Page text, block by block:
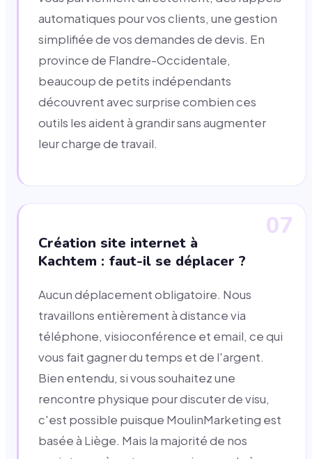
automatiques pour vos clients, une gestion
simplifiée de vos demandes de devis. En
province de Flandre-Occidentale,
beaucoup de petits indépendants
découvrent avec surprise combien ces
outils les aident à grandir sans augmenter
leur charge de travail.
07
Création site internet à
Kachtem : faut-il se déplacer ?
Aucun déplacement obligatoire. Nous
travaillons entièrement à distance via
téléphone, visioconférence et email, ce qui
vous fait gagner du temps et de l'argent.
Bien entendu, si vous souhaitez une
rencontre physique pour discuter de visu,
c'est possible puisque MoulinMarketing est
basée à Liège. Mais la majorité de nos